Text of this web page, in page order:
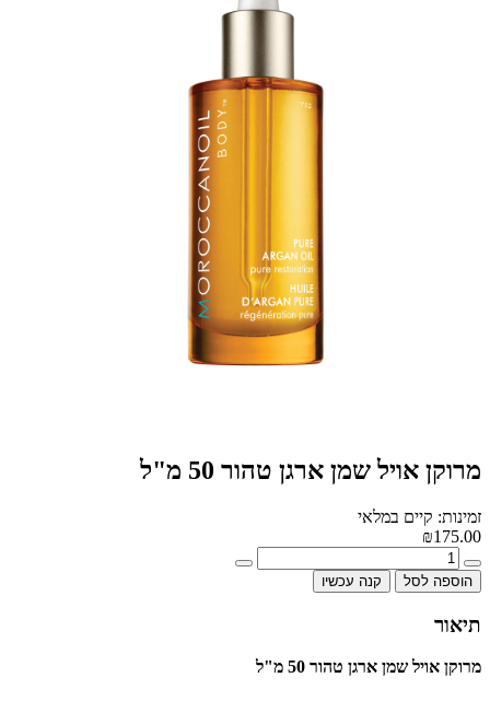
מרוקן אויל שמן ארגן טהור 50 מ"ל
זמינות: קיים במלאי
₪175.00
הוספה לסל קנה עכשיו
תיאור
מרוקן אויל שמן ארגן טהור 50 מ"ל